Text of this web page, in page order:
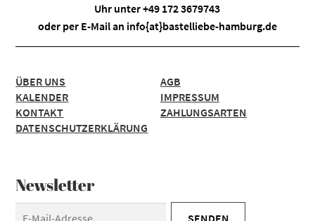
Uhr unter +49 172 3679743
oder per E-Mail an info{at}bastelliebe-hamburg.de
ÜBER UNS
KALENDER
KONTAKT
DATENSCHUTZERKLÄRUNG
AGB
IMPRESSUM
ZAHLUNGSARTEN
Newsletter